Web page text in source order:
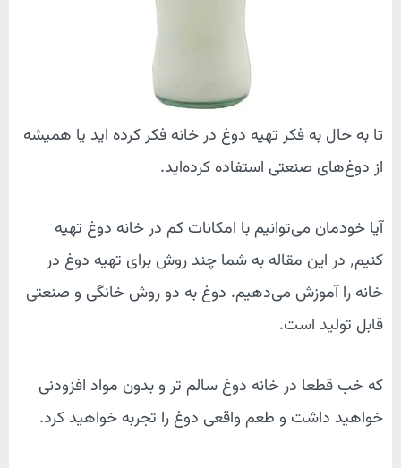
تا به حال به فکر تهیه دوغ در خانه فکر کرده اید یا همیشه
از دوغ‌های صنعتی استفاده کرده‌اید.
آیا خودمان می‌توانیم با امکانات کم در خانه دوغ تهیه
کنیم٬ در این مقاله به شما چند روش برای تهیه دوغ در
خانه را آموزش می‌دهیم. دوغ به دو روش خانگی و صنعتی
قابل تولید است.
که خب قطعا در خانه دوغ سالم تر و بدون مواد افزودنی
خواهید داشت و طعم واقعی دوغ را تجربه خواهید کرد.